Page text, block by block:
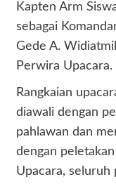
Kapten Arm
sebagai
Gede A.
Perwira Upacara.
Rangkaian
diawali dengan
pahlawan dan
dengan
Upacara, seluruh